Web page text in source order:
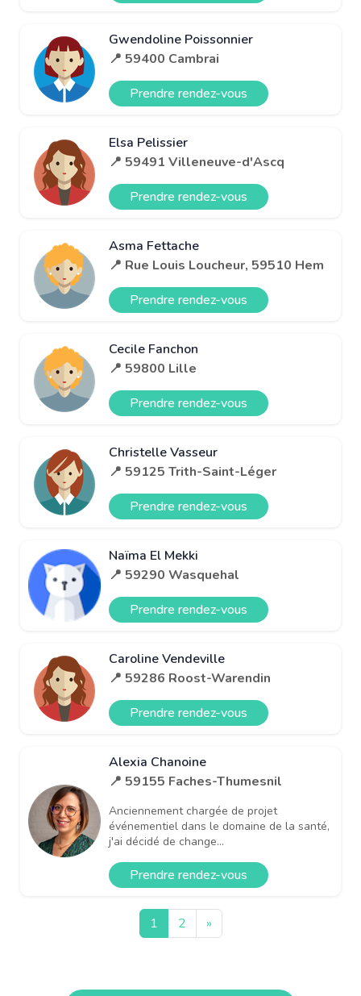
Gwendoline Poissonnier
📍 59400 Cambrai
Prendre rendez-vous
Elsa Pelissier
📍 59491 Villeneuve-d'Ascq
Prendre rendez-vous
Asma Fettache
📍 Rue Louis Loucheur, 59510 Hem
Prendre rendez-vous
Cecile Fanchon
📍 59800 Lille
Prendre rendez-vous
Christelle Vasseur
📍 59125 Trith-Saint-Léger
Prendre rendez-vous
Naïma El Mekki
📍 59290 Wasquehal
Prendre rendez-vous
Caroline Vendeville
📍 59286 Roost-Warendin
Prendre rendez-vous
Alexia Chanoine
📍 59155 Faches-Thumesnil
Anciennement chargée de projet
événementiel dans le domaine de la santé,
j'ai décidé de change...
Prendre rendez-vous
1 2 »